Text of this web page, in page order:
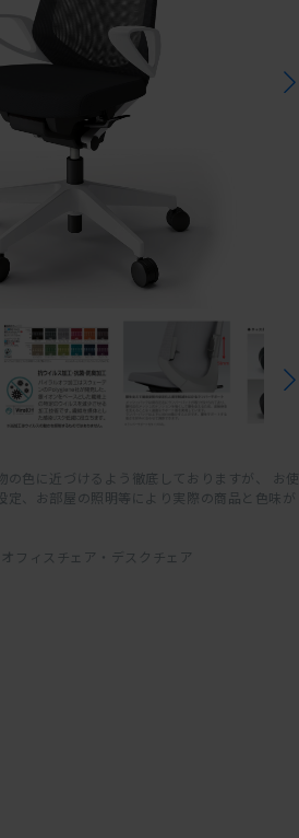
の色に近づけるよう徹底しておりますが、 お使
定、お部屋の照明等により実際の商品と色味が
オフィスチェア・デスクチェア